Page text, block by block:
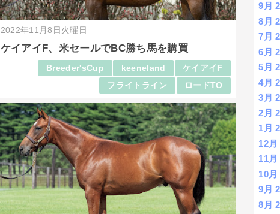
2022年11月8日火曜日
ケイアイF、米セールでBC勝ち馬を購買
Breeder'sCup keeneland
ケイアイF
フライトライン
ロードTO
9月
8月
7月
6月
5月
4月
3月
2月
1月
12月
11月
10月
9月
8月